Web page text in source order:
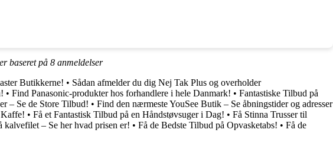
baseret på 8 anmeldelser
Butikkerne! • Sådan afmelder du dig Nej Tak Plus og overholder
• Find Panasonic-produkter hos forhandlere i hele Danmark! • Fantastiske Tilbud på
– Se de Store Tilbud! • Find den nærmeste YouSee Butik – Se åbningstider og adresser
• Få et Fantastisk Tilbud på en Håndstøvsuger i Dag! • Få Stinna Trusser til
kalvefilet – Se her hvad prisen er! • Få de Bedste Tilbud på Opvasketabs! • Få de